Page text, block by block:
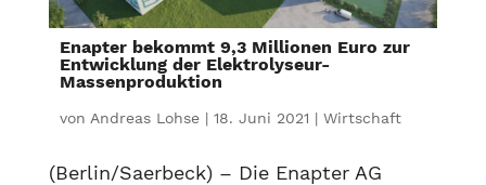
Enapter bekommt 9,3 Millionen Euro zur
Entwicklung der Elektrolyseur-
Massenproduktion
von Andreas Lohse| 18. Juni 2021 | Wirtschaft
(Berlin/Saerbeck) – Die Enapter AG